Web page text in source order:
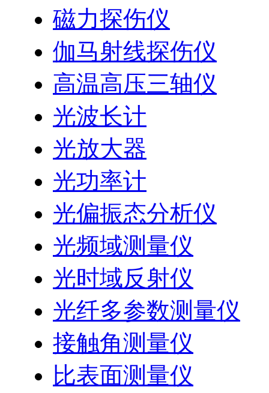
磁力探伤仪
伽马射线探伤仪
高温高压三轴仪
光波长计
光放大器
光功率计
光偏振态分析仪
光频域测量仪
光时域反射仪
光纤多参数测量仪
接触角测量仪
比表面测量仪